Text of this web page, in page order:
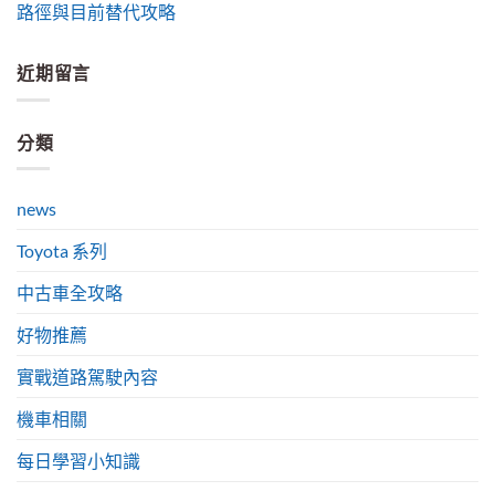
路徑與目前替代攻略
近期留言
分類
news
Toyota 系列
中古車全攻略
好物推薦
實戰道路駕駛內容
機車相關
每日學習小知識